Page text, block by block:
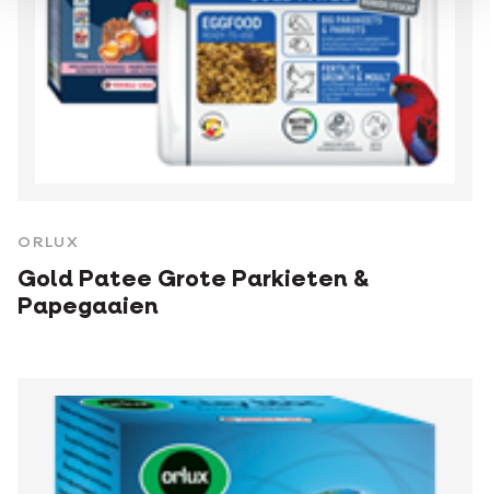
ORLUX
Gold Patee Grote Parkieten &
Papegaaien